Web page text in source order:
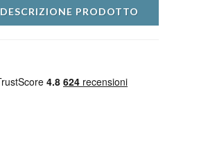
DESCRIZIONE PRODOTTO